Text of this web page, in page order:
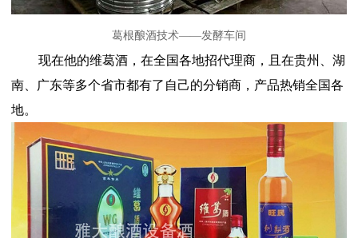
葛根酿酒技术——发酵车间
现在他的维葛酒，在全国各地招代理商，且在贵州、湖
南、广东等多个省市都有了自己的分销商，产品热销全国各
地。